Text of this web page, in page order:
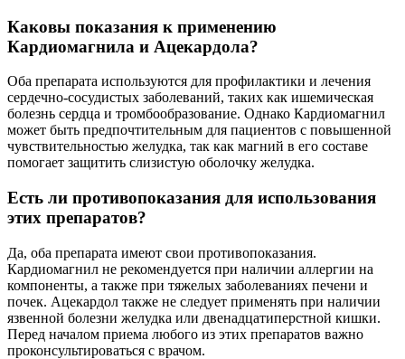
Каковы показания к применению
Кардиомагнила и Ацекардола?
Оба препарата используются для профилактики и лечения
сердечно-сосудистых заболеваний, таких как ишемическая
болезнь сердца и тромбообразование. Однако Кардиомагнил
может быть предпочтительным для пациентов с повышенной
чувствительностью желудка, так как магний в его составе
помогает защитить слизистую оболочку желудка.
Есть ли противопоказания для использования
этих препаратов?
Да, оба препарата имеют свои противопоказания.
Кардиомагнил не рекомендуется при наличии аллергии на
компоненты, а также при тяжелых заболеваниях печени и
почек. Ацекардол также не следует применять при наличии
язвенной болезни желудка или двенадцатиперстной кишки.
Перед началом приема любого из этих препаратов важно
проконсультироваться с врачом.